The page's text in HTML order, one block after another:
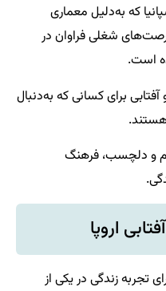
که به‌دلیل معماری
شغلی فراوان در
است.
برای کسانی که به‌دنبال
و دلچسب، فرهنگ
اروپا
تجربه زندگی در یکی از